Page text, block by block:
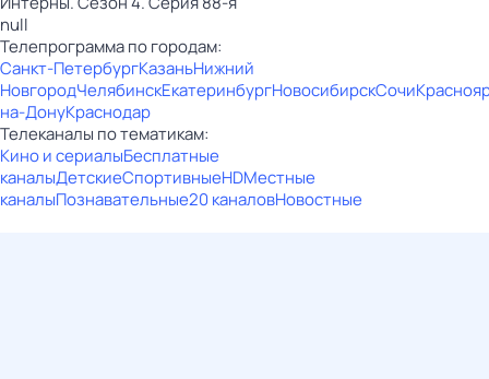
null
Телепрограмма по городам:
Санкт-ПетербургКазаньНижний
НовгородЧелябинскЕкатеринбургНовосибирскСочи
на-ДонуКраснодар
Телеканалы по тематикам:
Кино и сериалыБесплатные
каналыДетскиеСпортивныеHDМестные
каналыПознавательные20 каналовНовостные